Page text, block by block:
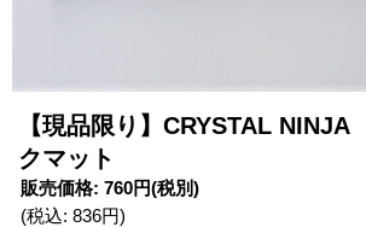
【現品限り】CRYSTAL
クマット
販売価格: 760円(税別)
(税込: 836円)